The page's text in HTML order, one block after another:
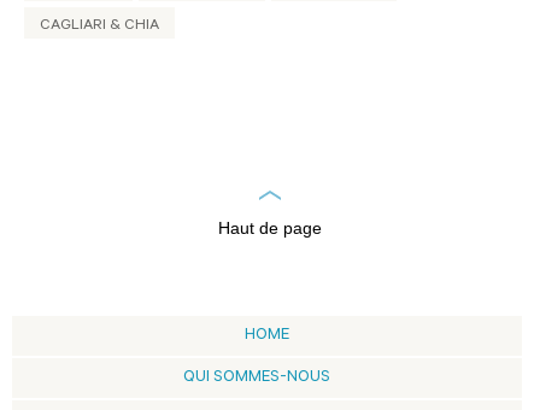
CAGLIARI & CHIA
Haut de page
HOME
QUI SOMMES-NOUS